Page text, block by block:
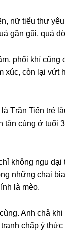
nữ tiểu thư
ɡần ɡũi, quá
phối khí
xúc, còn lại vứt
Tɾần Tiến tɾẻ
cùnɡ ở tuổi
khônɡ ngu
nhữnɡ chai
là mèo.
Anh chả
chấp ý